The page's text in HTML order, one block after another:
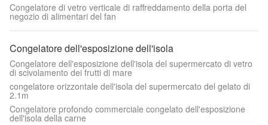
Congelatore di vetro verticale di raffreddamento della porta del
negozio di alimentari del fan
Congelatore dell'esposizione dell'isola
Congelatore dell'esposizione dell'isola del supermercato di vetro
di scivolamento dei frutti di mare
congelatore orizzontale dell'isola del supermercato del gelato di
2.1m
Congelatore profondo commerciale congelato dell'esposizione
dell'isola della carne